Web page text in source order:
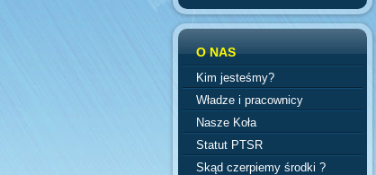
O NAS
Kim jesteśmy?
Władze i pracownicy
Nasze Koła
Statut PTSR
Skąd czerpiemy środki ?